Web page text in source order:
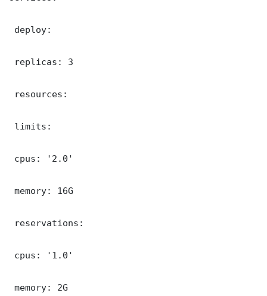
deploy:
replicas: 3
resources:
limits:
cpus: '2.0'
memory: 16G
reservations:
cpus: '1.0'
memory: 2G